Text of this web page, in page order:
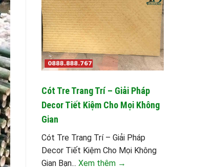
Cót Tre Trang Trí – Giải Pháp
Decor Tiết Kiệm Cho Mọi Không
Gian
Cót Tre Trang Trí – Giải Pháp
Decor Tiết Kiệm Cho Mọi Không
Gian Bạn... Xem thêm →